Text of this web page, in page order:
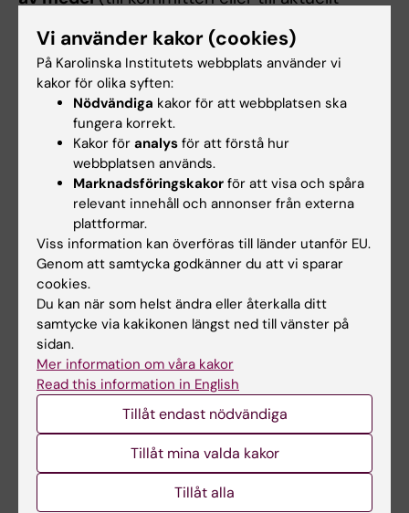
uppgift om eventuell debiterad administrativ
avgift.
Kurs- och programkommittén 2016-05-31
och 2018-10-02.
Att ställa in en kurs
Om kursen tillhör ett
forskarutbildningsprogram, stäm av med
ansvariga för detta innan du fattar beslutet att
ställa in.
När beslut har tagits att ställa in en kurs, gör
du som kursgivare något av följande,
beroende på tidpunkten:
Fram tills att ansökningsperioden har
startat:
Ta bort kurstillfället i Fubas via knappen
Vi använder kakor (cookies)
På Karolinska Institutets webbplats använder vi
kakor för olika syften:
Nödvändiga kakor för att webbplatsen ska
fungera korrekt.
Kakor för analys för att förstå hur
webbplatsen används.
Marknadsföringskakor för att visa och spåra
relevant innehåll och annonser från externa
plattformar.
Viss information kan överföras till länder utanför EU.
Genom att samtycka godkänner du att vi sparar
cookies.
Du kan när som helst ändra eller återkalla ditt
samtycke via kakikonen längst ned till vänster på
sidan.
Mer information om våra kakor
Read this information in English
Tillåt endast nödvändiga
Tillåt mina valda kakor
Tillåt alla